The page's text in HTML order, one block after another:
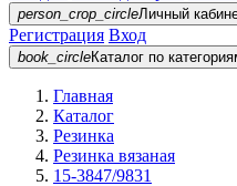
person_crop_circleЛичный
Регистрация Вход
book_circleКаталог по
Главная
Каталог
Резинка
Резинка вязаная
15-3847/9831